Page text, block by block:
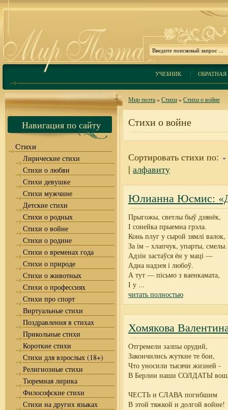
УЧЕБНИК| ОБРАТНАЯ
Навигация по сайту
Стихи
Лирические стихи
Стихи о любви
Стихи девушке
Стихи мужчине
Детские стихи
Стихи о родных
Стихи о войне
Стихи о родине
Стихи о временах года
Стихи о природе
Стихи о животных
Стихи о профессиях
Стихи про спорт
Виртуальные стихи
Поздравления в стихах
Прикольные стихи
Короткие стихи
Стихи для взрослых (18+)
Религиозные стихи
Тюремная лирика
Философские стихи
Стихи на других языках
Мир поэта»Стихи»Стихи о войне
Стихи о войне
Сортировать стихи по:
| алфавиту
Юлианна Юсмис:
Прыгожы, светлы быў дзянёк,
І сонейка прыемна грэла.
Конь плуг у сырой зямлі валок,
За ім – хлапчук, упарты, смелы.
Адзін застаўся ён у маці —
Адна надзея і любоў.
А тут — пісьмо з ваенкамата,
І у ...
читать полностью
Хомякова
Отгремели залпы орудий,
Закончились жуткие те бои,
Что уносили тысячи жизней -
В Берлин наши СОЛДАТЫ
ЧЕСТЬ и СЛАВА погибшим
В этой тяжкой и долгой войне!